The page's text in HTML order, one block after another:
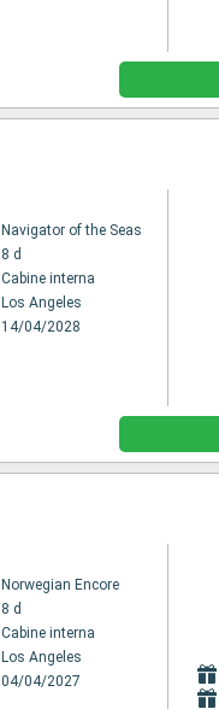
Navigator of the Seas
8 d
Cabine interna
Los Angeles
14/04/2028
Norwegian Encore
8 d
Cabine interna
Los Angeles
04/04/2027